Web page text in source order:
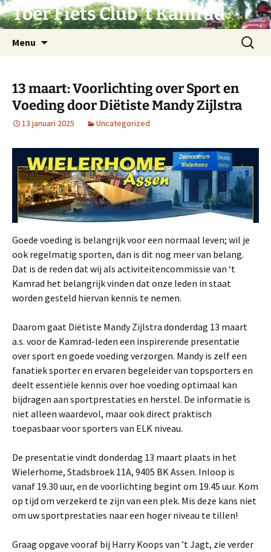
Ga
naarToer Fiets Club ’t Kamrad
Menu
Zoeken
naar:
13 maart: Voorlichting over Sport en
Voeding door Diëtiste Mandy Zijlstra
13 januari 2025 Uncategorized
Goede voeding is belangrijk voor een normaal leven; wil je
ook regelmatig sporten, dan is dit nog meer van belang.
Dat is de reden dat wij als activiteitencommissie van ‘t
Kamrad het belangrijk vinden dat onze leden in staat
worden gesteld hiervan kennis te nemen.
Daarom gaat Diëtiste Mandy Zijlstra donderdag 13 maart
a.s. voor de Kamrad-leden een inspirerende presentatie
over sport en goede voeding verzorgen. Mandy is zelf een
fanatiek sporter en ervaren begeleider van topsporters en
deelt essentiële kennis over hoe voeding optimaal kan
bijdragen aan sportprestaties en herstel. De informatie is
niet alleen waardevol, maar ook direct praktisch
toepasbaar voor sporters van ELK niveau.
De presentatie vindt donderdag 13 maart plaats in het
Wielerhome, Stadsbroek 11A, 9405 BK Assen. Inloop is
vanaf 19.30 uur, en de voorlichting begint om 19.45 uur. Kom
op tijd om verzekerd te zijn van een plek. Mis deze kans niet
om uw sportprestaties naar een hoger niveau te tillen!
Graag opgave vooraf bij Harry Koops van ’t Jagt, zie verder